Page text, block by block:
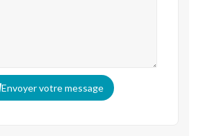
Envoyer votre message